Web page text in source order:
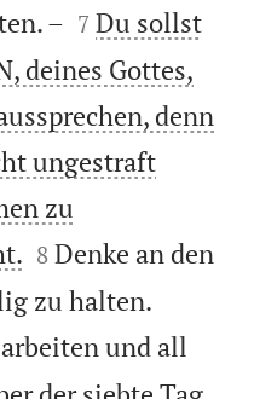
– 

7 Du sollst
deines Gottes,
denn
ungestraft
zu


8 Denke an den
zu halten.
und all